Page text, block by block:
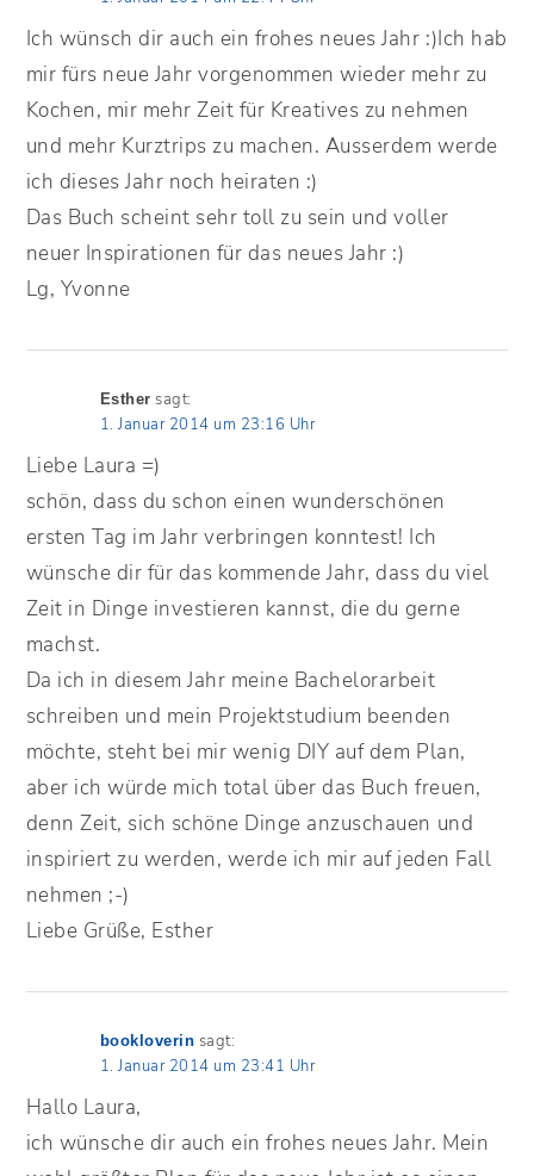
Ich wünsch dir auch ein frohes neues Jahr :)Ich hab
mir fürs neue Jahr vorgenommen wieder mehr zu
Kochen, mir mehr Zeit für Kreatives zu nehmen
und mehr Kurztrips zu machen. Ausserdem werde
ich dieses Jahr noch heiraten :)
Das Buch scheint sehr toll zu sein und voller
neuer Inspirationen für das neues Jahr :)
Lg, Yvonne
Esther sagt:
1. Januar 2014 um 23:16 Uhr
Liebe Laura =)
schön, dass du schon einen wunderschönen
ersten Tag im Jahr verbringen konntest! Ich
wünsche dir für das kommende Jahr, dass du viel
Zeit in Dinge investieren kannst, die du gerne
machst.
Da ich in diesem Jahr meine Bachelorarbeit
schreiben und mein Projektstudium beenden
möchte, steht bei mir wenig DIY auf dem Plan,
aber ich würde mich total über das Buch freuen,
denn Zeit, sich schöne Dinge anzuschauen und
inspiriert zu werden, werde ich mir auf jeden Fall
nehmen ;-)
Liebe Grüße, Esther
bookloverin sagt:
1. Januar 2014 um 23:41 Uhr
Hallo Laura,
ich wünsche dir auch ein frohes neues Jahr. Mein